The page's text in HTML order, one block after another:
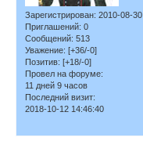
Зарегистрирован: 2010-08-30
Приглашений: 0
Сообщений: 513
Уважение: [+36/-0]
Позитив: [+18/-0]
Провел на форуме:
11 дней 9 часов
Последний визит:
2018-10-12 14:46:40